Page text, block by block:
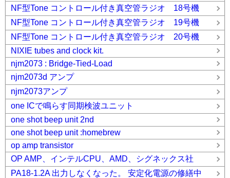
NF型Tone コントロール付き真空管ラジオ 18号機
NF型Tone コントロール付き真空管ラジオ 19号機
NF型Tone コントロール付き真空管ラジオ 20号機
NIXIE tubes and clock kit.
njm2073 : Bridge-Tied-Load
njm2073d アンプ
njm2073アンプ
one ICで鳴らす同期検波ユニット
one shot beep unit 2nd
one shot beep unit :homebrew
op amp transistor
OP AMP、インテルCPU、AMD、シグネックス社
PA18-1.2A 出力しなくなった。 安定化電源の修繕中